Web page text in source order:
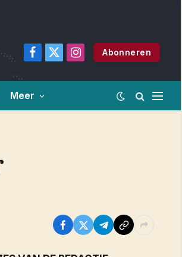
Facebook
X
Instagram
Abonneren
Meer